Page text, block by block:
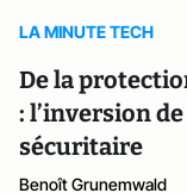
LA MINUTE TECH
De la
: l’inversion
sécuritaire
Benoît Grunemwald